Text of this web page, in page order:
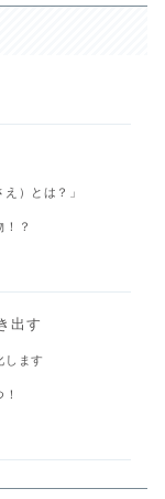
）とは？」
！？
出す
します